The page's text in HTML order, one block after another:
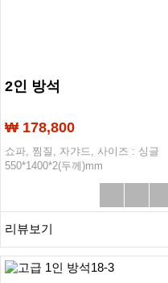
2인 방석
₩ 178,800
쇼파, 찜질, 자갸드, 사이즈 : 싱글
550*1400*2(두께)mm
리뷰보기